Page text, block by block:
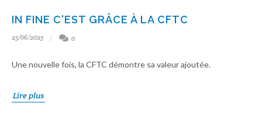
IN FINE C'EST GRÂCE À LA CFTC
25/06/2025 0
Une nouvelle fois, la CFTC démontre sa valeur ajoutée.
Lire plus